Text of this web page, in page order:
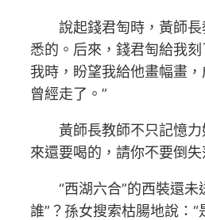
說起錢君匋時，黃師
悉的。后來，錢君匋給我
我時，盼望我給他畫幅畫
曾經走了。”
黃師長教師不只記憶
來還要喝的，請你不要倒
“西湖六合”的西裝還
誰”？孫女搜索枯腸地說：“